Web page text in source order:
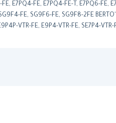
FE, E7PQ4-FE-T, E7PQ6-FE,
FE, SG9F6-FE, SG9F8-2FE
VTR-FE, E9P4-VTR-FE, SE7P4-